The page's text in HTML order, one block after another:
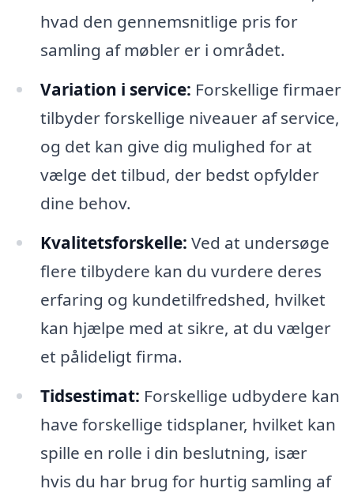
hvad den gennemsnitlige pris for
samling af møbler er i området.
Variation i service: Forskellige firmaer
tilbyder forskellige niveauer af service,
og det kan give dig mulighed for at
vælge det tilbud, der bedst opfylder
dine behov.
Kvalitetsforskelle: Ved at undersøge
flere tilbydere kan du vurdere deres
erfaring og kundetilfredshed, hvilket
kan hjælpe med at sikre, at du vælger
et pålideligt firma.
Tidsestimat: Forskellige udbydere kan
have forskellige tidsplaner, hvilket kan
spille en rolle i din beslutning, især
hvis du har brug for hurtig samling af